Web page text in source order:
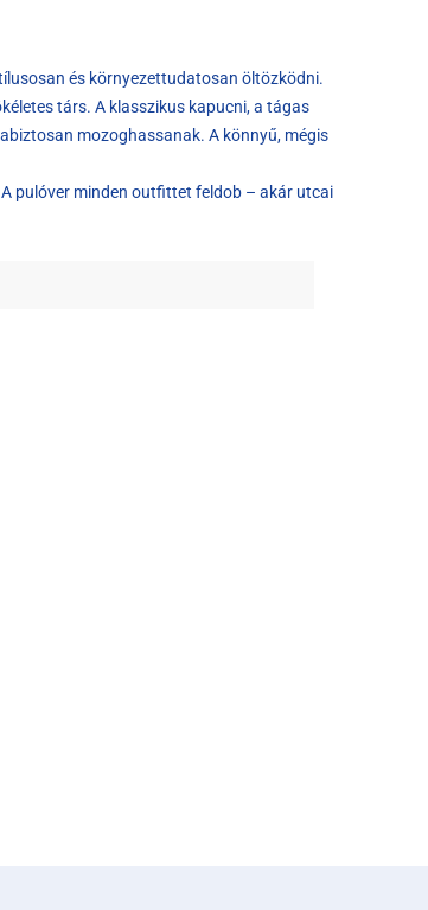
és környezettudatosan öltözködni.
társ. A klasszikus kapucni, a tágas
mozoghassanak. A könnyű, mégis
pulóver minden outfittet feldob – akár utcai